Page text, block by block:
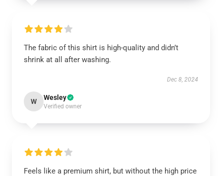
The fabric of this shirt is high-quality and didn’t
shrink at all after washing.
Dec 8, 2024
W Wesley
Verified owner
Feels like a premium shirt, but without the high price